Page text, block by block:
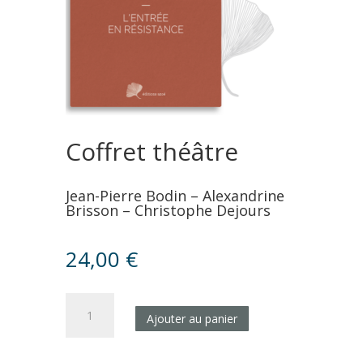
Coffret théâtre
Jean-Pierre Bodin – Alexandrine
Brisson – Christophe Dejours
24,00 €
Ajouter au panier